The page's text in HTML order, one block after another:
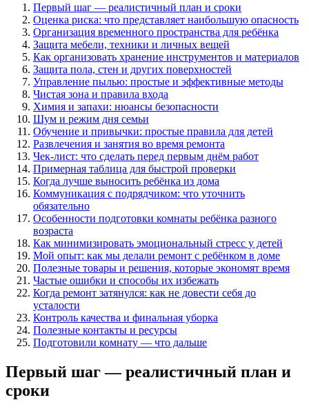
Первый шаг — реалистичный план и сроки
Оценка риска: что представляет наибольшую опасность
Организация временного пространства для ребёнка
Защита мебели, техники и личных вещей
Как организовать хранение инструментов и материалов
Защита пола, стен и других поверхностей
Управление пылью: простые и эффективные методы
Чистая зона и правила входа
Химия и запахи: нюансы безопасности
Шум и режим дня семьи
Обучение и привычки: простые правила для детей
Развлечения и занятия во время ремонта
Чек-лист: что сделать перед первым днём работ
Примерная таблица для быстрой проверки
Когда лучше выносить ребёнка из дома
Коммуникация с подрядчиком: что уточнить
обязательно
Особенности подготовки комнаты ребёнка разного
возраста
Как минимизировать эмоциональный стресс у детей
Мой опыт: как мы делали ремонт с ребёнком в доме
Полезные товары и решения, которые экономят время
Частые ошибки и способы их избежать
Когда ремонт затянулся: как не довести себя до
усталости
Контроль качества и финальная уборка
Полезные контакты и ресурсы
Подготовили комнату — что дальше
Первый шаг — реалистичный план и
сроки